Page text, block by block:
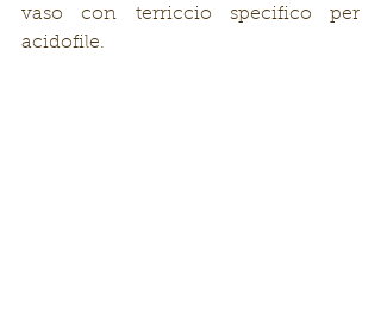
vaso con terriccio specifico per
acidofile.